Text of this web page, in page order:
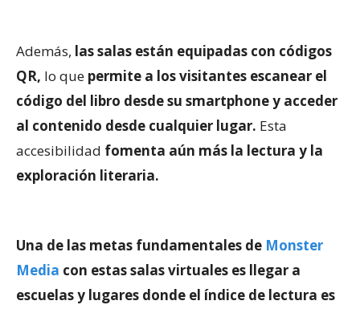
Además, las salas están equipadas con códigos
QR, lo que permite a los visitantes escanear el
código del libro desde su smartphone y acceder
al contenido desde cualquier lugar. Esta
accesibilidad fomenta aún más la lectura y la
exploración literaria.
Una de las metas fundamentales de Monster
Media con estas salas virtuales es llegar a
escuelas y lugares donde el índice de lectura es